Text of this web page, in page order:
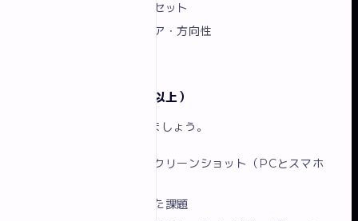
得意なこと・スキルセット
目指しているキャリア・方向性
2. 制作実績（3〜5点以上）
各作品に以下を記載しましょう。
制作したサイトのスクリーンショット（PCとスマホ
制作の目的・解決した課題